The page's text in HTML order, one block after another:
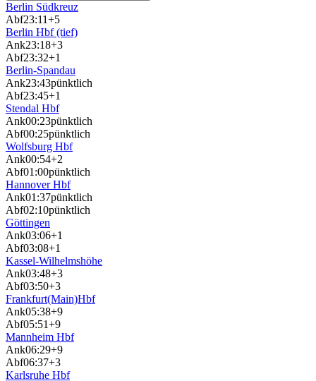
Berlin Südkreuz
Abf23:11+5
Berlin Hbf (tief)
Ank23:18+3
Abf23:32+1
Berlin-Spandau
Ank23:43pünktlich
Abf23:45+1
Stendal Hbf
Ank00:23pünktlich
Abf00:25pünktlich
Wolfsburg Hbf
Ank00:54+2
Abf01:00pünktlich
Hannover Hbf
Ank01:37pünktlich
Abf02:10pünktlich
Göttingen
Ank03:06+1
Abf03:08+1
Kassel-Wilhelmshöhe
Ank03:48+3
Abf03:50+3
Frankfurt(Main)Hbf
Ank05:38+9
Abf05:51+9
Mannheim Hbf
Ank06:29+9
Abf06:37+3
Karlsruhe Hbf